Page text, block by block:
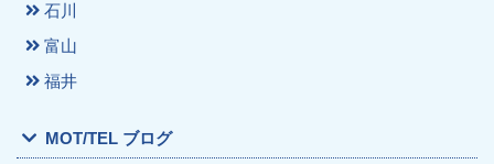
石川
富山
福井
MOT/TEL ブログ